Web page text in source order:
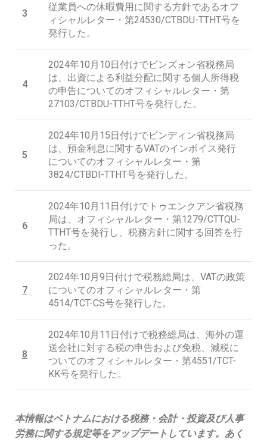
3
従業員への休暇費用に関する方針であるオフ
ィシャルレター・第24530/CTBDU-TTHT号を
発行した。
4
2024年10月10日付けでビンズォン省税務局
は、出資による利益分配に関する個人所得税
の申告についてのオフィシャルレター・第
27103/CTBDU-TTHT号を発行した。
5
2024年10月15日付けでビンディン省税務局
は、預金利息に関するVATのインボイス発行
についてのオフィシャルレター・第
3824/CTBDI-TTHT号を発行した。
6
2024年10月11日付けでトゥエンクアン省税務
局は、オフィシャルレター・第1279/CTTQU-
TTHT号を発行し、税務方針に関する回答を行
った。
7
2024年10月9日付けで税務総局は、VATの政策
についてのオフィシャルレター・第
4514/TCT-CS号を発行した。
8
2024年10月11日付けで税務総局は、海外の運
送会社に対する税の申告および免税、減税に
ついてのオフィシャルレター・第4551/TCT-
KK号を発行した。
本情報はベトナムにおける税務・会計・投資及び人事
労務に関する規定等をアップデートしています。あく